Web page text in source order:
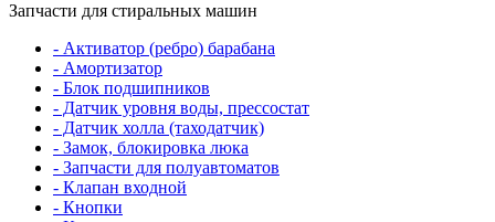
Запчасти для стиральных машин
- Активатор (ребро) барабана
- Амортизатор
- Блок подшипников
- Датчик уровня воды, прессостат
- Датчик холла (таходатчик)
- Замок, блокировка люка
- Запчасти для полуавтоматов
- Клапан входной
- Кнопки